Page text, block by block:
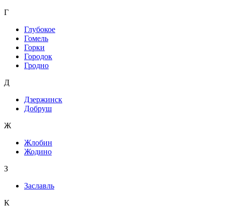
Г
Глубокое
Гомель
Горки
Городок
Гродно
Д
Дзержинск
Добруш
Ж
Жлобин
Жодино
З
Заславль
К